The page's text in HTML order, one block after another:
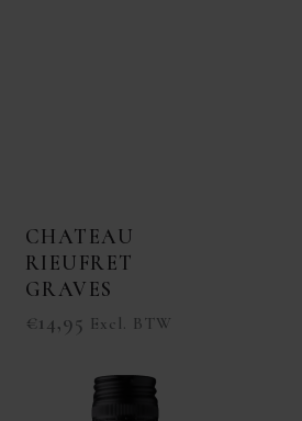
CHATEAU
RIEUFRET
GRAVES
€14,95 Excl. BTW